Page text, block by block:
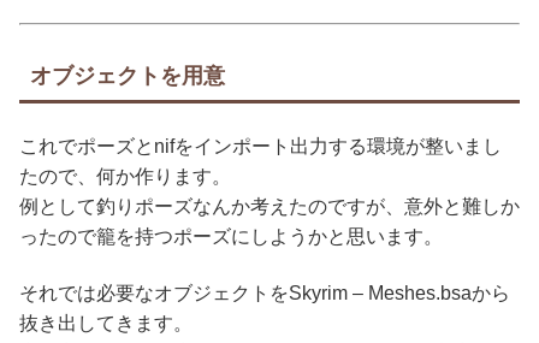
オブジェクトを用意
これでポーズとnifをインポート出力する環境が整いまし
たので、何か作ります。
例として釣りポーズなんか考えたのですが、意外と難しか
ったので籠を持つポーズにしようかと思います。
それでは必要なオブジェクトをSkyrim – Meshes.bsaから
抜き出してきます。